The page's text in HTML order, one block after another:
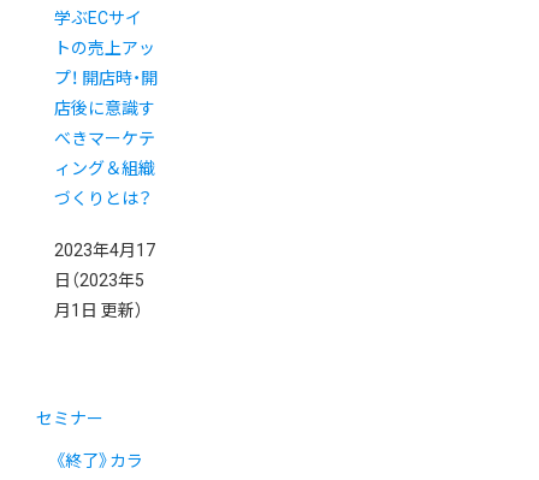
学ぶECサイ
トの売上アッ
プ！ 開店時・開
店後に意識す
べきマーケテ
ィング＆組織
づくりとは？
2023年4月17
日 （2023年5
月1日 更新）
セミナー
《終了》カラ